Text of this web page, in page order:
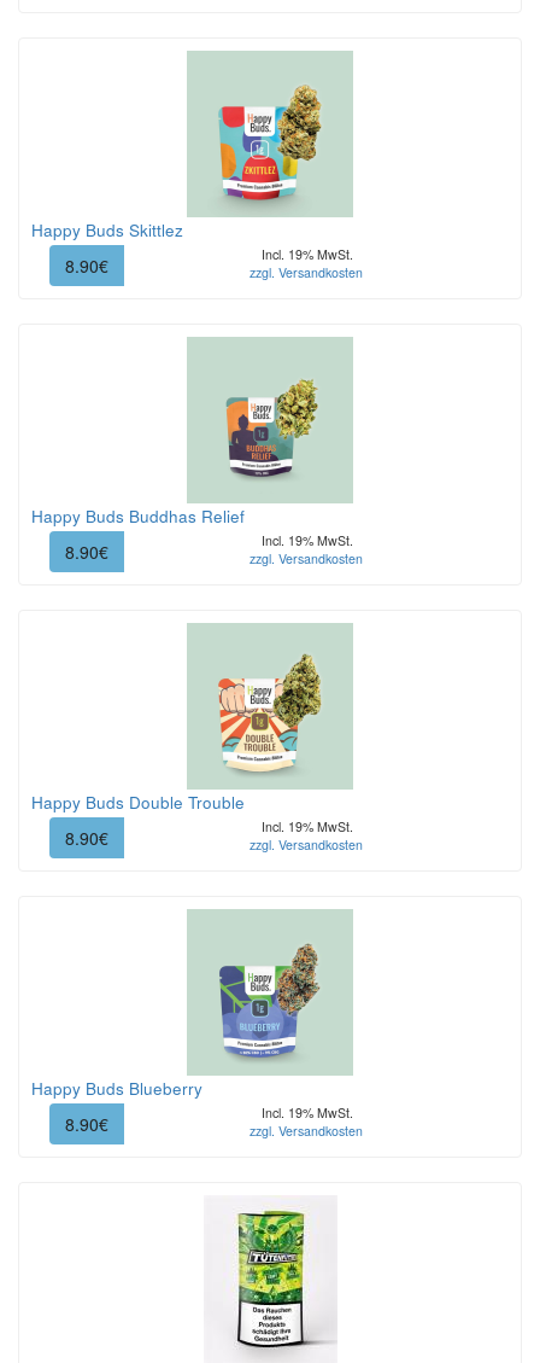
Happy Buds Skittlez
8.90€
Incl. 19% MwSt.
zzgl. Versandkosten
Happy Buds Buddhas Relief
8.90€
Incl. 19% MwSt.
zzgl. Versandkosten
Happy Buds Double Trouble
8.90€
Incl. 19% MwSt.
zzgl. Versandkosten
Happy Buds Blueberry
8.90€
Incl. 19% MwSt.
zzgl. Versandkosten